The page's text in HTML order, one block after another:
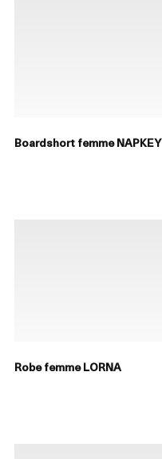
Boardshort femme NAPKEY
Robe femme LORNA